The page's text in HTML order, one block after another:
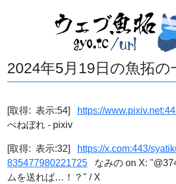
2024年5月19日の魚拓の
[取得: 表示:54]
https://
べねぼれ - pixiv
[取得: 表示:32]
https://x.com:443/
835477980221725 なみの on X:
ムを送れば…！？" / X